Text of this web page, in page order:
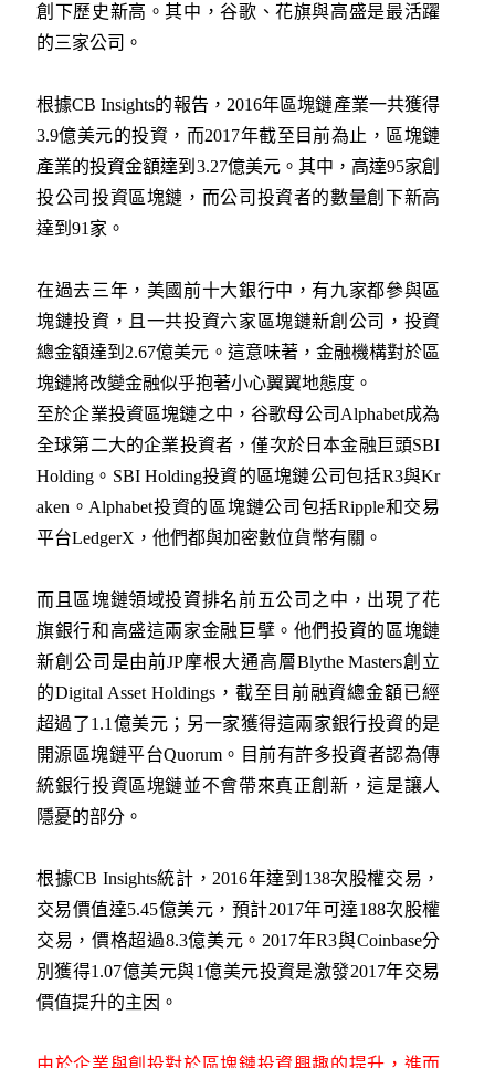
創下歷史新高。其中，谷歌、花旗與高盛是最活躍
的三家公司。
根據CB Insights的報告，2016年區塊鏈產業一共獲得
3.9億美元的投資，而2017年截至目前為止，區塊鏈
產業的投資金額達到3.27億美元。其中，高達95家創
投公司投資區塊鏈，而公司投資者的數量創下新高
達到91家。
在過去三年，美國前十大銀行中，有九家都參與區
塊鏈投資，且一共投資六家區塊鏈新創公司，投資
總金額達到2.67億美元。這意味著，金融機構對於區
塊鏈將改變金融似乎抱著小心翼翼地態度。
至於企業投資區塊鏈之中，谷歌母公司Alphabet成為
全球第二大的企業投資者，僅次於日本金融巨頭SBI
Holding。SBI Holding投資的區塊鏈公司包括R3與Kr
aken。Alphabet投資的區塊鏈公司包括Ripple和交易
平台LedgerX，他們都與加密數位貨幣有關。
而且區塊鏈領域投資排名前五公司之中，出現了花
旗銀行和高盛這兩家金融巨擘。他們投資的區塊鏈
新創公司是由前JP摩根大通高層Blythe Masters創立
的Digital Asset Holdings，截至目前融資總金額已經
超過了1.1億美元；另一家獲得這兩家銀行投資的是
開源區塊鏈平台Quorum。目前有許多投資者認為傳
統銀行投資區塊鏈並不會帶來真正創新，這是讓人
隱憂的部分。
根據CB Insights統計，2016年達到138次股權交易，
交易價值達5.45億美元，預計2017年可達188次股權
交易，價格超過8.3億美元。2017年R3與Coinbase分
別獲得1.07億美元與1億美元投資是激發2017年交易
價值提升的主因。
由於企業與創投對於區塊鏈投資興趣的提升，進而